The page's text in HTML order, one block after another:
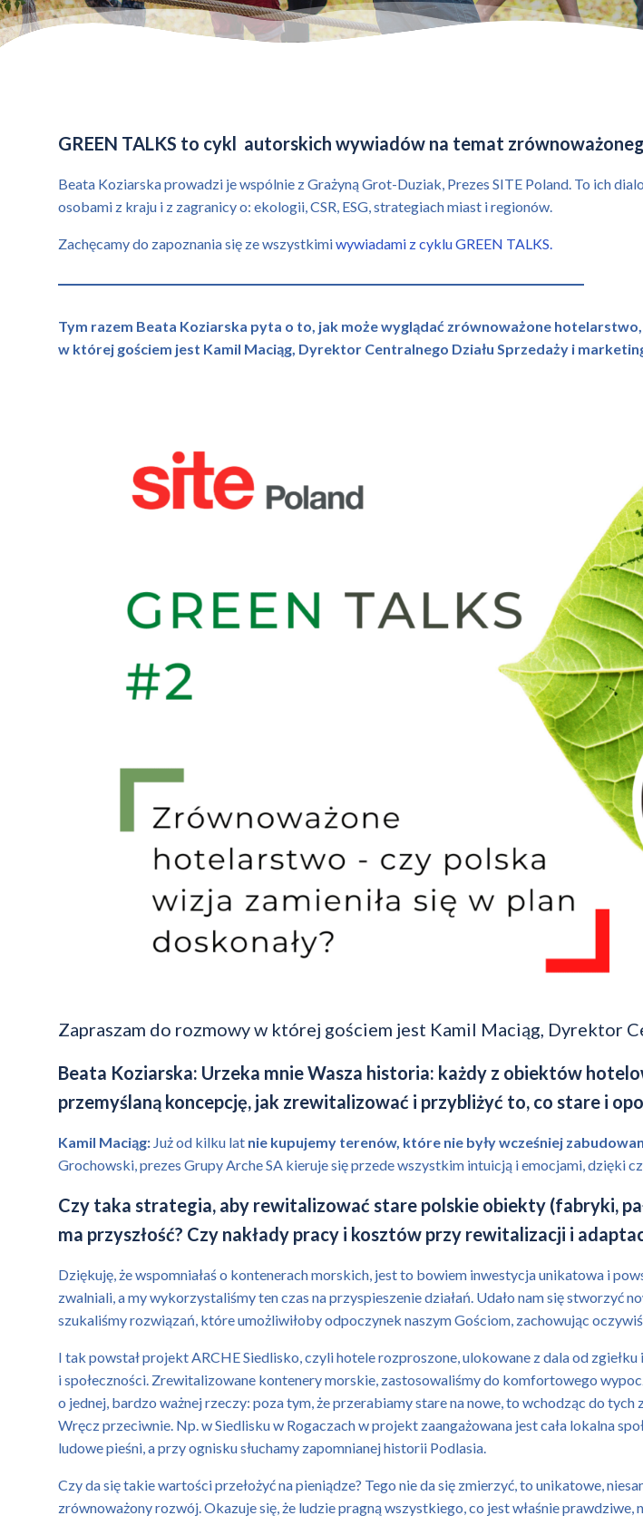
GREEN TALKS to cykl autorskich wywiadów na temat
Beata Koziarska prowadzi je wspólnie z Grażyną Grot-Duziak, Prezes SITE Poland. To ich
osobami z kraju i z zagranicy o: ekologii, CSR, ESG, strategiach miast i regionów.
Zachęcamy do zapoznania się ze wszystkimiwywiadami z cyklu GREEN TALKS.
Tym razem Beata Koziarska pyta o to, jak może wyglądać zrównoważone
w której gościem jest Kamil Maciąg, Dyrektor Centralnego Działu Sprzedaży i
Zapraszam do rozmowy w której gościem jest Kamil Maciąg, Dyrektor
Beata Koziarska: Urzeka mnie Wasza historia: każdy z obiektów
przemyślaną koncepcję, jak zrewitalizować i przybliżyć to, co stare i
Kamil Maciąg: Już od kilku lat nie kupujemy terenów, które nie były wcześniej
Grochowski, prezes Grupy Arche SA kieruje się przede wszystkim intuicją i emocjami, dzięki
Czy taka strategia, aby rewitalizować stare polskie obiekty (fabryki,
ma przyszłość? Czy nakłady pracy i kosztów przy rewitalizacji i
Dziękuję, że wspomniałaś o kontenerach morskich, jest to bowiem inwestycja unikatowa i
zwalniali, a my wykorzystaliśmy ten czas na przyspieszenie działań. Udało nam się
szukaliśmy rozwiązań, które umożliwiłoby odpoczynek naszym Gościom, zachowując
I tak powstał projekt ARCHE Siedlisko, czyli hotele rozproszone, ulokowane z dala od
i społeczności. Zrewitalizowane kontenery morskie, zastosowaliśmy do komfortowego
o jednej, bardzo ważnej rzeczy: poza tym, że przerabiamy stare na nowe, to wchodząc do
Wręcz przeciwnie. Np. w Siedlisku w Rogaczach w projekt zaangażowana jest cała lokalna
ludowe pieśni, a przy ognisku słuchamy zapomnianej historii Podlasia.
Czy da się takie wartości przełożyć na pieniądze? Tego nie da się zmierzyć, to unikatowe,
zrównoważony rozwój. Okazuje się, że ludzie pragną wszystkiego, co jest właśnie prawdziwe,